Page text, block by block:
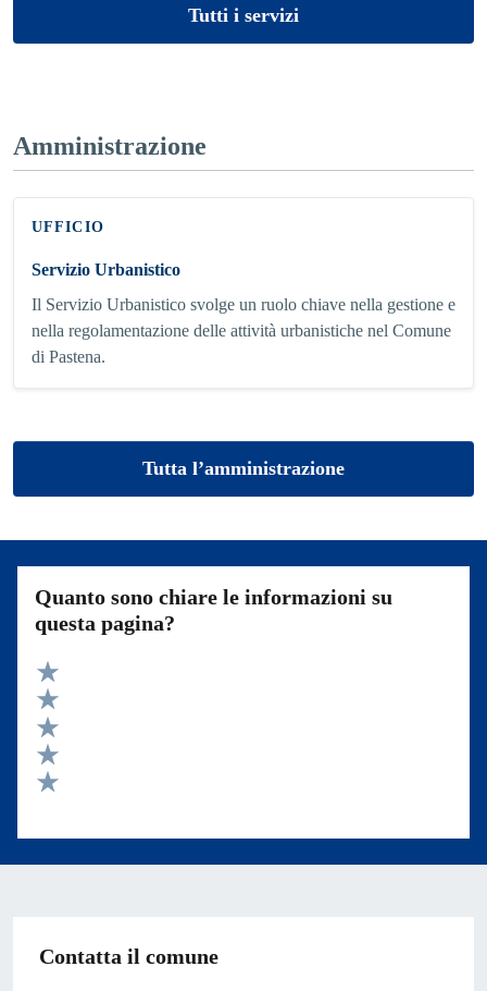
Tutti i servizi
Amministrazione
UFFICIO
Servizio Urbanistico
Il Servizio Urbanistico svolge un ruolo chiave nella gestione e
nella regolamentazione delle attività urbanistiche nel Comune
di Pastena.
Tutta l’amministrazione
Quanto sono chiare le informazioni su
questa pagina?
Valuta 5 stelle su 5
Valuta 4 stelle su 5
Valuta 3 stelle su 5
Valuta 2 stelle su 5
Contatta il comune